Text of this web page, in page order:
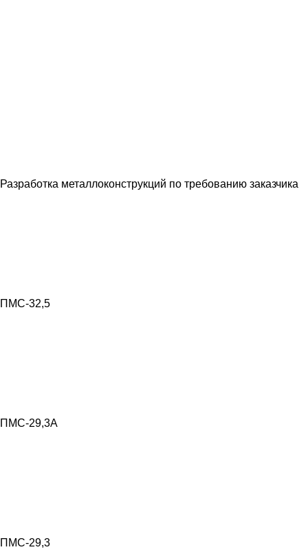
Разработка металлоконструкций по требованию заказчика
ПМС-32,5
ПМС-29,3А
ПМС-29,3